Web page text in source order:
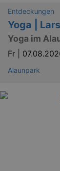
Entdeckungen
Yoga |
Yoga im
Fr |
Alaunpark